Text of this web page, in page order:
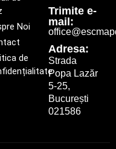
Noi
de
Trimite e-
mail:
Adresa:
Strada
Popa Lazăr
5-25,
București
021586